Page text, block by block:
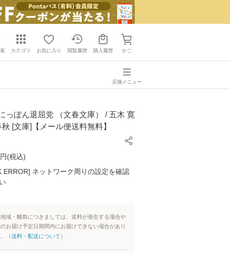
カテゴリ お気に入り 閲覧履歴 購入履歴 かご
店舗メニュー
っぽん退屈党 （文春文庫） / 五木 寛
[文庫]【メール便送料無料】
円(税込)
ERROR] ネットワーク周りの設定を確認
域・離島につきましては、送料が発生する場合や
お届け予定日期間内にお届けできない場合があり
（送料・配送について ）